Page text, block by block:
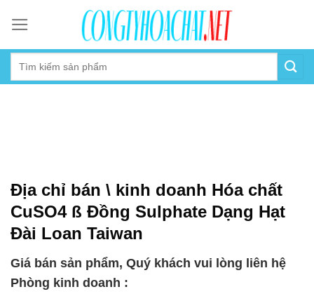
content
Địa chỉ bán \ kinh doanh Hóa chất
CuSO4 ß Đồng Sulphate Dạng Hạt
Đài Loan Taiwan
Giá bán sản phẩm, Quý khách vui lòng liên hệ
Phòng kinh doanh :